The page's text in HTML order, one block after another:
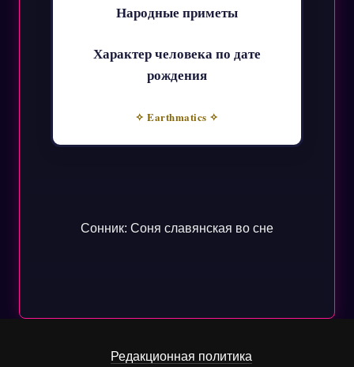
Народные приметы
Характер человека по дате
рождения
✧ Earthmatics ✧
Сонник: Соня славянская во сне
Редакционная политика